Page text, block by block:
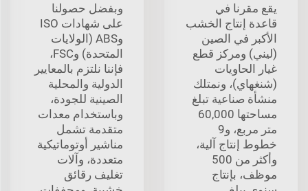
يقع مقرنا في
قاعدة إنتاج الخشب
الأكبر في الصين
(ليني) ومركز قطع
غيار الحاويات
(شنغهاي)، ونمتلك
منشأة صناعية تبلغ
مساحتها 60,000
متر مربع، و9
خطوط إنتاج آلية،
وأكثر من 500
موظف، بإنتاج
وبفضل حصولنا
على شهادات ISO
وABS (الولايات
المتحدة) وFSC،
فإننا نلتزم بالمعايير
الدولية والمحلية
الصينية للجودة،
وباستخدام معدات
متقدمة تشمل
مناشير أوتوماتيكية
متعددة، وآلات
تغليف رقائق